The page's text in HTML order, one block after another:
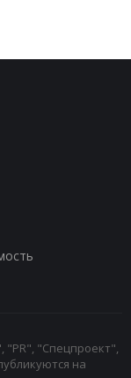
"Спецпроект",
на